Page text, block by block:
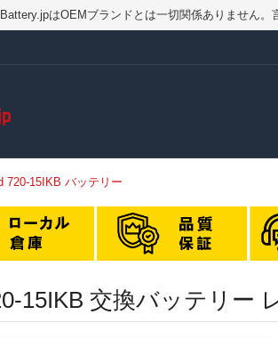
はOEMブランドとは一切関係ありません。
720-15IKB バッテリー
15IKB 交換バッテリー